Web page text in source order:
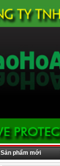
Sản phẩm mới